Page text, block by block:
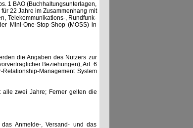
1 BAO (Buchhaltungsunterlagen,
22 Jahre im Zusammenhang mit
Telekommunikations-, Rundfunk-
Mini-One-Stop-Shop (MOSS) in
die Angaben des Nutzers zur
Beziehungen), Art. 6
Management System
alle zwei Jahre; Ferner gelten die
Anmelde-, Versand- und das